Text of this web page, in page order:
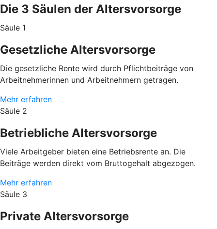
Die 3 Säulen der Altersvorsorge
Säule 1
Gesetzliche Altersvorsorge
Die gesetzliche Rente wird durch Pflichtbeiträge von
Arbeitnehmerinnen und Arbeitnehmern getragen.
Mehr erfahren
Säule 2
Betriebliche Altersvorsorge
Viele Arbeitgeber bieten eine Betriebsrente an. Die
Beiträge werden direkt vom Bruttogehalt abgezogen.
Mehr erfahren
Säule 3
Private Altersvorsorge